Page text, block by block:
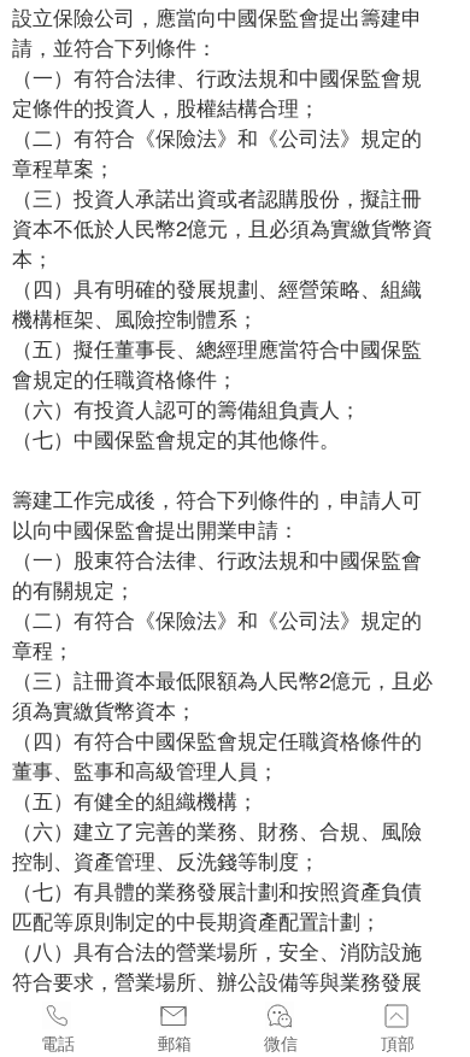
設立保險公司，應當向中國保監會提出籌建申
請，並符合下列條件：
（一）有符合法律、行政法規和中國保監會規
定條件的投資人，股權結構合理；
（二）有符合《保險法》和《公司法》規定的
章程草案；
（三）投資人承諾出資或者認購股份，擬註冊
資本不低於人民幣2億元，且必須為實繳貨幣資
本；
（四）具有明確的發展規劃、經營策略、組織
機構框架、風險控制體系；
（五）擬任董事長、總經理應當符合中國保監
會規定的任職資格條件；
（六）有投資人認可的籌備組負責人；
（七）中國保監會規定的其他條件。
籌建工作完成後，符合下列條件的，申請人可
以向中國保監會提出開業申請：
（一）股東符合法律、行政法規和中國保監會
的有關規定；
（二）有符合《保險法》和《公司法》規定的
章程；
（三）註冊資本最低限額為人民幣2億元，且必
須為實繳貨幣資本；
（四）有符合中國保監會規定任職資格條件的
董事、監事和高級管理人員；
（五）有健全的組織機構；
（六）建立了完善的業務、財務、合規、風險
控制、資產管理、反洗錢等制度；
（七）有具體的業務發展計劃和按照資產負債
匹配等原則制定的中長期資產配置計劃；
（八）具有合法的營業場所，安全、消防設施
符合要求，營業場所、辦公設備等與業務發展
規劃相適應，信息化建設符合中國保監會要
求；電話 郵箱 微信 頂部